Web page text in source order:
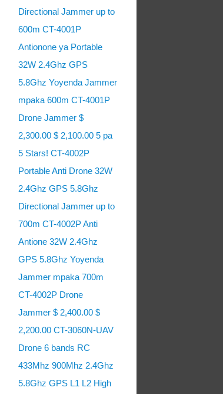
Directional Jammer up to
600m CT-4001P
Antionone ya Portable
32W 2.4Ghz GPS
5.8Ghz Yoyenda Jammer
mpaka 600m CT-4001P
Drone Jammer $
2,300.00 $ 2,100.00 5 pa
5 Stars! CT-4002P
Portable Anti Drone 32W
2.4Ghz GPS 5.8Ghz
Directional Jammer up to
700m CT-4002P Anti
Antione 32W 2.4Ghz
GPS 5.8Ghz Yoyenda
Jammer mpaka 700m
CT-4002P Drone
Jammer $ 2,400.00 $
2,200.00 CT-3060N-UAV
Drone 6 bands RC
433Mhz 900Mhz 2.4Ghz
5.8Ghz GPS L1 L2 High